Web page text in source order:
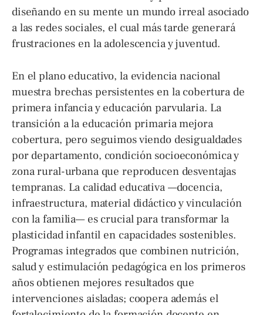
diseñando en su mente un mundo irreal asociado
a las redes sociales, el cual más tarde generará
frustraciones en la adolescencia y juventud.
En el plano educativo, la evidencia nacional
muestra brechas persistentes en la cobertura de
primera infancia y educación parvularia. La
transición a la educación primaria mejora
cobertura, pero seguimos viendo desigualdades
por departamento, condición socioeconómica y
zona rural-urbana que reproducen desventajas
tempranas. La calidad educativa —docencia,
infraestructura, material didáctico y vinculación
con la familia— es crucial para transformar la
plasticidad infantil en capacidades sostenibles.
Programas integrados que combinen nutrición,
salud y estimulación pedagógica en los primeros
años obtienen mejores resultados que
intervenciones aisladas; coopera además el